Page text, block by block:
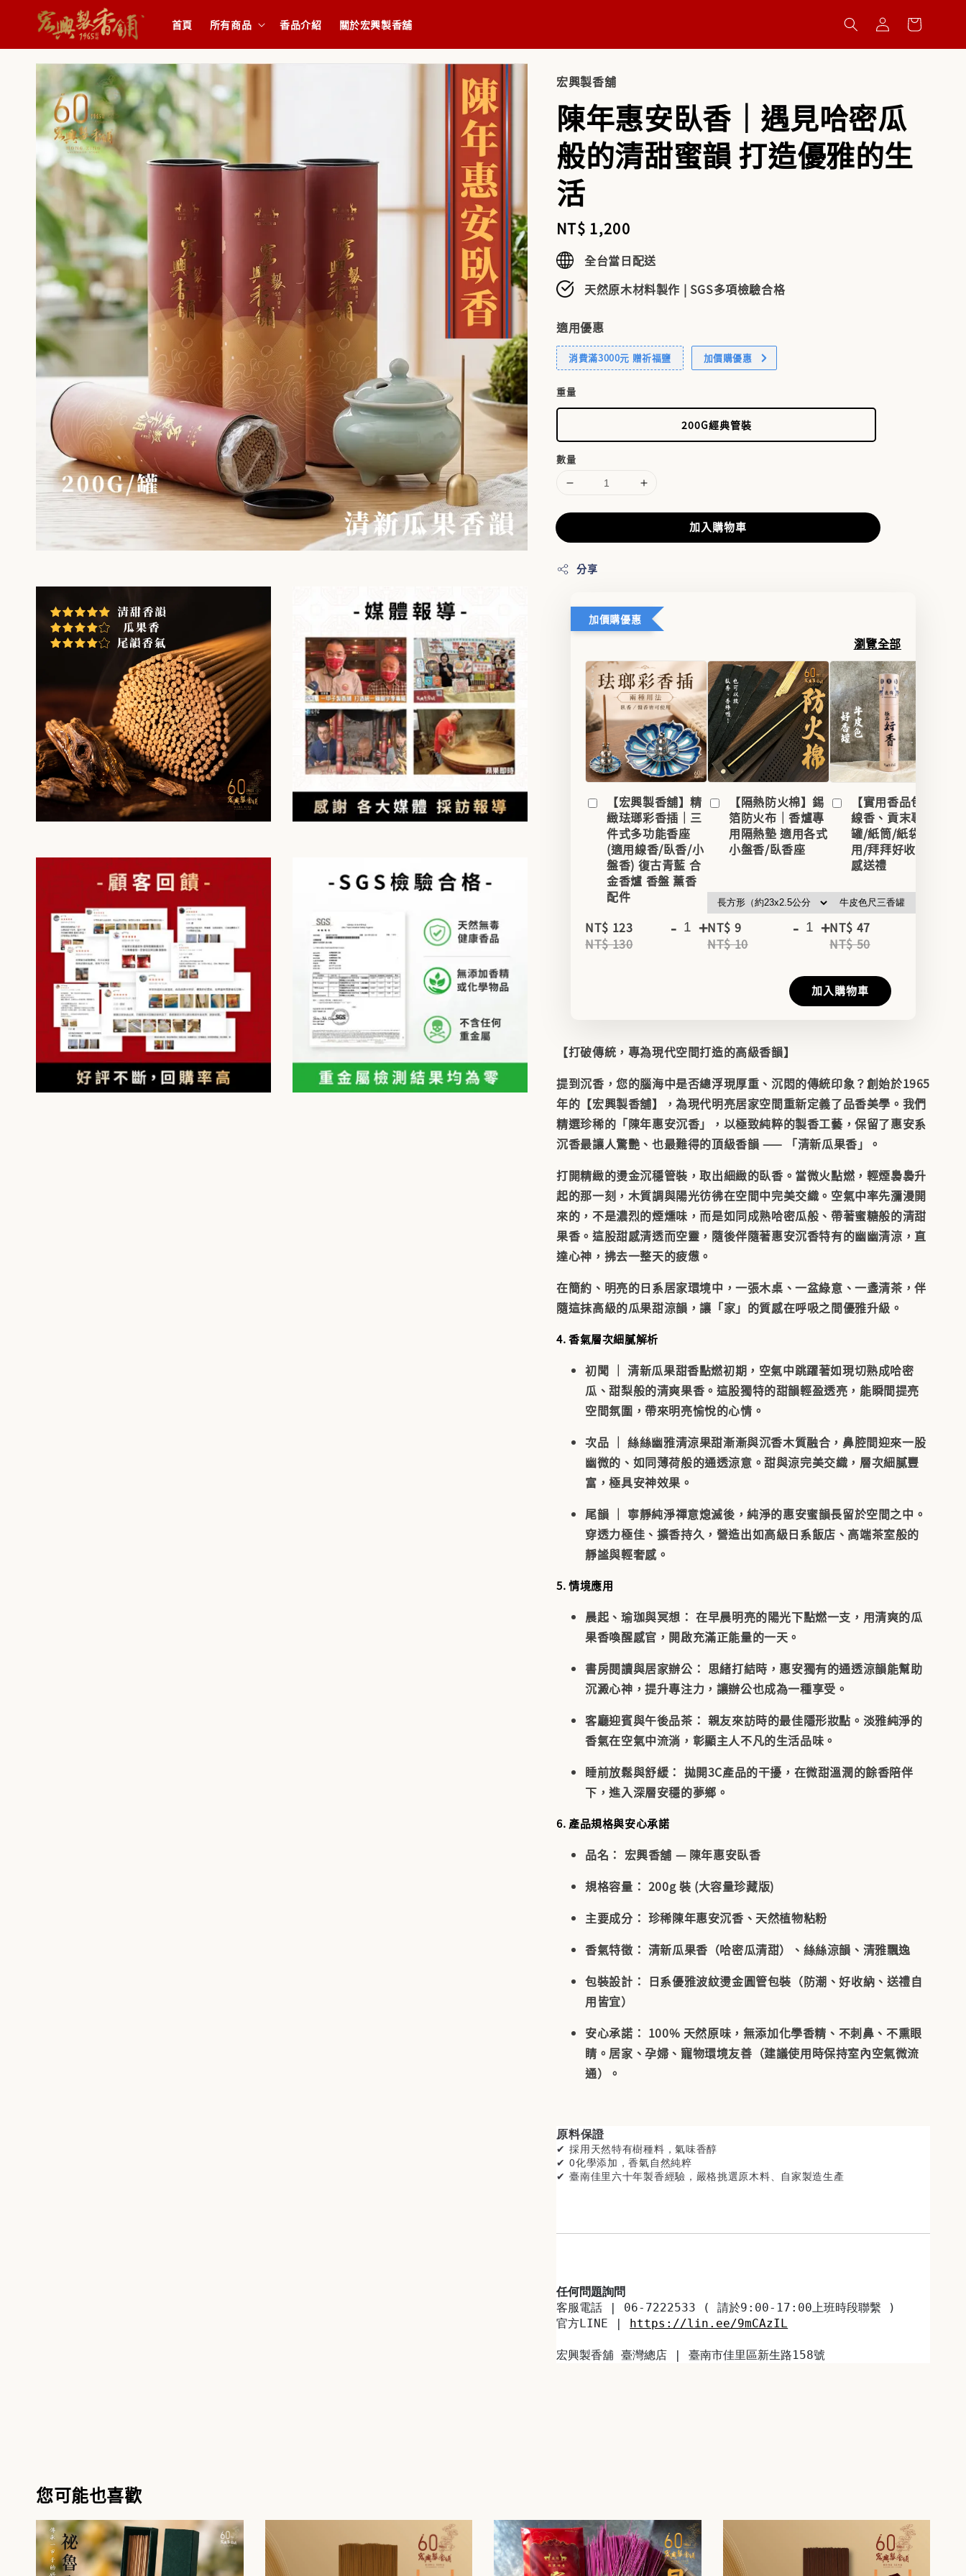
首頁 所有商品 香品介紹 關於宏興製香舖
宏興製香舖
陳年惠安臥香｜遇見哈密瓜
般的清甜蜜韻 打造優雅的生
活
Regular
price
NT$ 1,200
全台當日配送
天然原木材料製作 | SGS多項檢驗合格
適用優惠
消費滿3000元 贈祈福鹽 加價購優惠
重量
200G經典管裝
數量
加入購物車
分享
加價購優惠
瀏覽全部
【宏興製香舖】精
緻珐瑯彩香插｜三
件式多功能香座
(適用線香/臥香/小
盤香) 復古青藍 合
金香爐 香盤 薰香
配件
NT$ 123
NT$ 130
- +
【隔熱防火棉】錫
箔防火布｜香爐專
用隔熱墊 適用各式
小盤香/臥香座
NT$ 9
NT$ 10
- +
【實用香品包裝】
線香、貢末專用香
罐/紙筒/紙袋｜家
用/拜拜好收納｜質
感送禮
NT$ 47
NT$ 50
加入購物車
【打破傳統，專為現代空間打造的高級香韻】
提到沉香，您的腦海中是否總浮現厚重、沉悶的傳統印象？創始於1965
年的【宏興製香舖】
，為現代明亮居家空間重新定義了品香美學。我們
精選珍稀的 「陳年惠安沉香」，以極致純粹的製香工藝，保留了惠安系
沉香最讓人驚艷、也最難得的頂級香韻 ——
「清新瓜果香」 。
打開精緻的燙金沉穩管裝，取出細緻的臥香。當微火點燃，輕煙裊裊升
起的那一刻，木質調與陽光彷彿在空間中完美交織。空氣中率先瀰漫開
來的，不是濃烈的煙燻味，而是如同成熟哈密瓜般、帶著蜜糖般的清甜
果香 。這股甜感清透而空靈，隨後伴隨著惠安沉香特有的幽幽清涼，直
達心神，拂去一整天的疲憊。
在簡約、明亮的日系居家環境中，一張木桌、一盆綠意、一盞清茶，伴
隨這抹高級的瓜果甜涼韻，讓「家」的質感在呼吸之間優雅升級。
4. 香氣層次細膩解析
初聞 ｜ 清新瓜果甜香點燃初期，空氣中跳躍著如現切熟成哈密
瓜、甜梨般的清爽果香。這股獨特的甜韻輕盈透亮，能瞬間提亮
空間氛圍，帶來明亮愉悅的心情。
次品 ｜ 絲絲幽雅清涼果甜漸漸與沉香木質融合，鼻腔間迎來一股
幽微的、如同薄荷般的通透涼意。甜與涼完美交織，層次細膩豐
富，極具安神效果。
尾韻 ｜ 寧靜純淨禪意熄滅後，純淨的惠安蜜韻長留於空間之中。
穿透力極佳、擴香持久，營造出如高級日系飯店、高端茶室般的
靜謐與輕奢感。
5. 情境應用
晨起、瑜珈與冥想： 在早晨明亮的陽光下點燃一支，用清爽的瓜
果香喚醒感官，開啟充滿正能量的一天。
書房閱讀與居家辦公： 思緒打結時，惠安獨有的通透涼韻能幫助
沉澱心神，提升專注力，讓辦公也成為一種享受。
客廳迎賓與午後品茶： 親友來訪時的最佳隱形妝點。淡雅純淨的
香氣在空氣中流淌，彰顯主人不凡的生活品味。
睡前放鬆與舒緩： 拋開3C產品的干擾，在微甜溫潤的餘香陪伴
下，進入深層安穩的夢鄉。
6. 產品規格與安心承諾
品名： 宏興香舖 — 陳年惠安臥香
規格容量： 200g 裝 (大容量珍藏版)
主要成分： 珍稀陳年惠安沉香、天然植物粘粉
香氣特徵： 清新瓜果香（哈密瓜清甜）、絲絲涼韻、清雅飄逸
包裝設計： 日系優雅波紋燙金圓管包裝（防潮、好收納、送禮自
用皆宜）
安心承諾： 100% 天然原味，無添加化學香精、不刺鼻、不熏眼
睛。居家、孕婦、寵物環境友善（建議使用時保持室內空氣微流
通）。
原料保證
✔ 採用天然特有樹種料 ，氣味香醇
✔ 0化學添加，香氣自然純粹
✔ 臺南佳里六十年製香經驗，嚴格挑選原木料、自家製造生產
任何問題詢問
客服電話 | 06-7222533 ( 請於9:00-17:00上班時段聯繫 )
官方LINE | https://lin.ee/9mCAzIL
宏興製香舖 臺灣總店 | 臺南市佳里區新生路158號
您可能也喜歡